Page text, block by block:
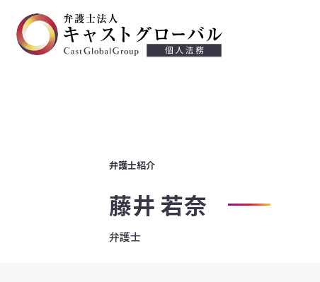
労働災害
弁護士紹介
藤井 若奈
弁護士